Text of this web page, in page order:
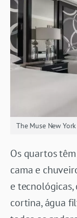
The Muse New
Os quartos
cama e
e
cortina, água